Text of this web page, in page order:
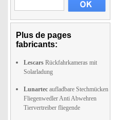
Plus de pages
fabricants:
Lescars Rückfahrkameras mit
Solarladung
Lunartec aufladbare Stechmücken
Fliegenwedler Anti Abwehren
Tiervertreiber fliegende